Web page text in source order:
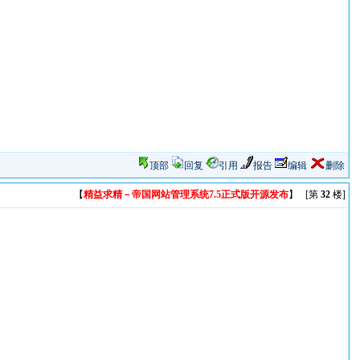
顶部 回复 引用 报告 编辑 删除
【精益求精－帝国网站管理系统7.5正式版开源发布】 [第 32楼]